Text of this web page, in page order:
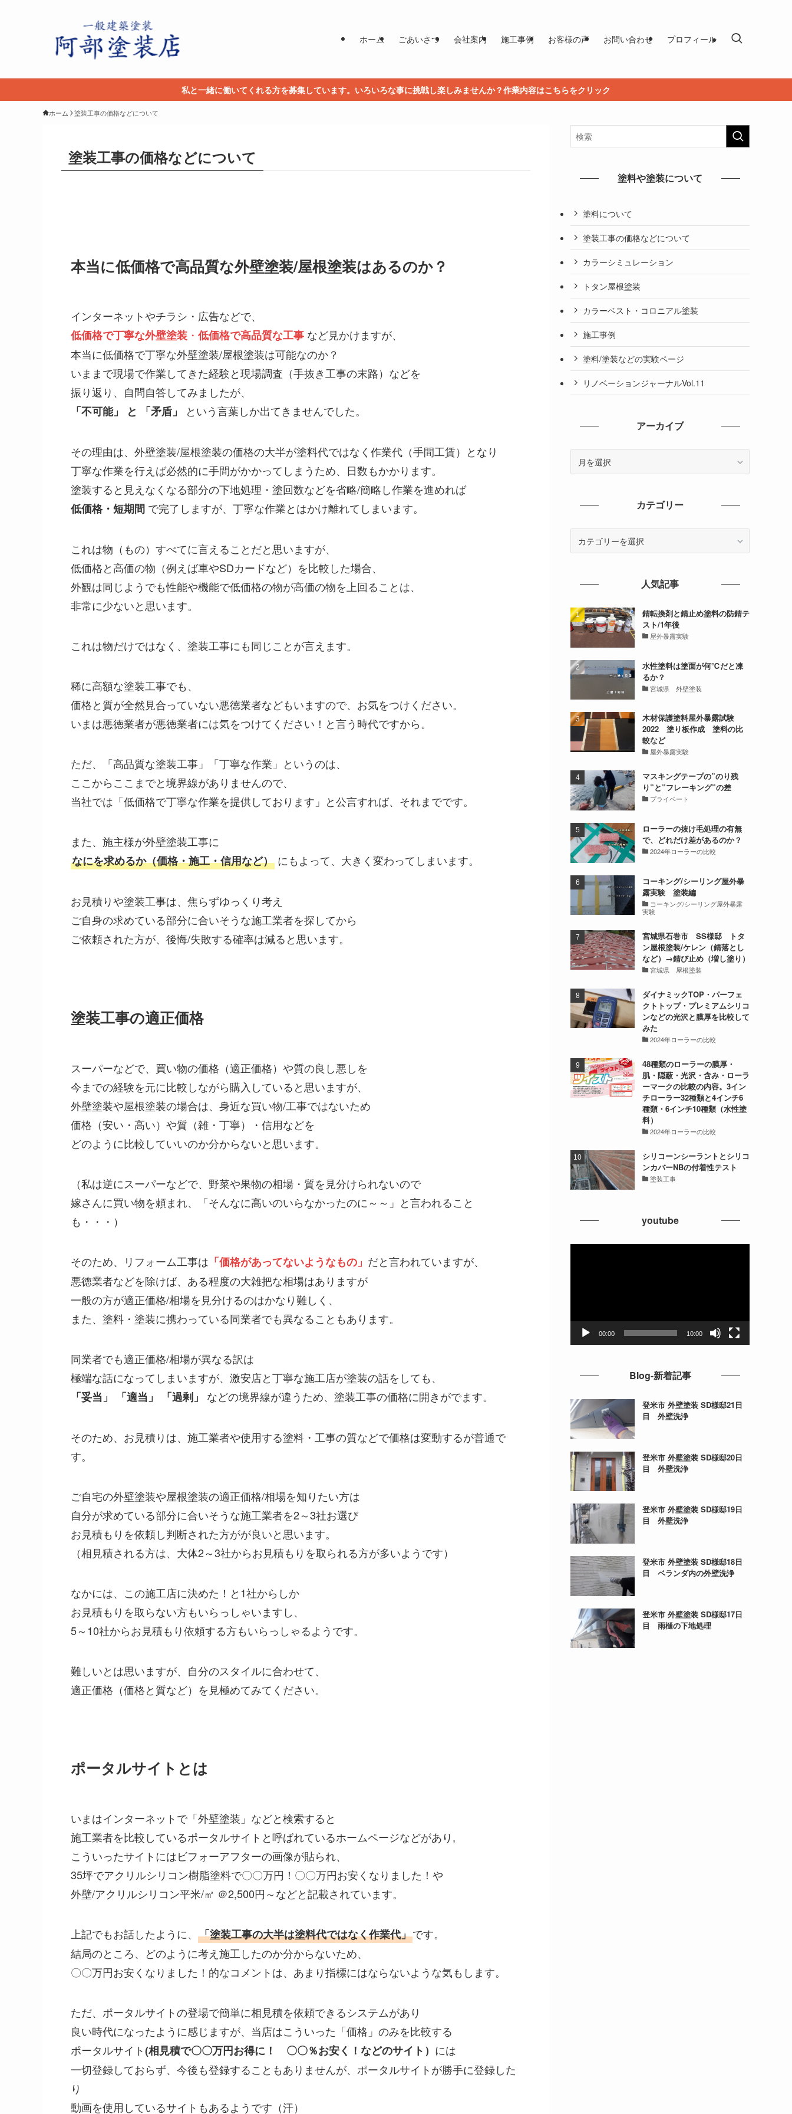
ホーム ごあいさつ 会社案内 施工事例 お客様の声 お問い合わせ プロフィール
私と一緒に働いてくれる方を募集しています。いろいろな事に挑戦し楽しみませんか？作業内容はこちらをクリック
ホーム 塗装工事の価格などについて
塗装工事の価格などについて
本当に低価格で高品質な外壁塗装/屋根塗装はあるのか？
インターネットやチラシ・広告などで、
低価格で丁寧な外壁塗装 ・ 低価格で高品質な工事 など見かけますが、
本当に低価格で丁寧な外壁塗装/屋根塗装は可能なのか？
いままで現場で作業してきた経験と現場調査（手抜き工事の末路）などを
振り返り、自問自答してみましたが、
「不可能」 と 「矛盾」
という言葉しか出てきませんでした。
その理由は、外壁塗装/屋根塗装の価格の大半が塗料代ではなく作業代（手間工賃）となり
丁寧な作業を行えば必然的に手間がかかってしまうため、日数もかかります。
塗装すると見えなくなる部分の下地処理・塗回数などを省略/簡略し作業を進めれば
低価格・短期間 で完了しますが、丁寧な作業とはかけ離れてしまいます。
これは物（もの）すべてに言えることだと思いますが、
低価格と高価の物（例えば車やSDカードなど）を比較した場合、
外観は同じようでも性能や機能で低価格の物が高価の物を上回ることは、
非常に少ないと思います。
これは物だけではなく、塗装工事にも同じことが言えます。
稀に高額な塗装工事でも、
価格と質が全然見合っていない悪徳業者などもいますので、お気をつけください。
いまは悪徳業者が悪徳業者には気をつけてください！と言う時代ですから。
ただ、「高品質な塗装工事」「丁寧な作業」というのは、
ここからここまでと境界線がありませんので、
当社では「低価格で丁寧な作業を提供しております」と公言すれば、それまでです。
また、施主様が外壁塗装工事に
なにを求めるか（価格・施工・信用など） にもよって、大きく変わってしまいます。
お見積りや塗装工事は、焦らずゆっくり考え
ご自身の求めている部分に合いそうな施工業者を探してから
ご依頼された方が、後悔/失敗する確率は減ると思います。
塗装工事の適正価格
スーパーなどで、買い物の価格（適正価格）や質の良し悪しを
今までの経験を元に比較しながら購入していると思いますが、
外壁塗装や屋根塗装の場合は、身近な買い物/工事ではないため
価格（安い・高い）や質（雑・丁寧）・信用などを
どのように比較していいのか分からないと思います。
（私は逆にスーパーなどで、野菜や果物の相場・質を見分けられないので
嫁さんに買い物を頼まれ、「そんなに高いのいらなかったのに～～」と言われること
も・・・）
そのため、リフォーム工事は 「価格があってないようなもの」 だと言われていますが、
悪徳業者などを除けば、ある程度の大雑把な相場はありますが
一般の方が適正価格/相場を見分けるのはかなり難しく、
また、塗料・塗装に携わっている同業者でも異なることもあります。
同業者でも適正価格/相場が異なる訳は
極端な話になってしまいますが、激安店と丁寧な施工店が塗装の話をしても、
「妥当」 「適当」 「過剰」 などの境界線が違うため、塗装工事の価格に開きがでます。
そのため、お見積りは、施工業者や使用する塗料・工事の質などで価格は変動するが普通で
す。
ご自宅の外壁塗装や屋根塗装の適正価格/相場を知りたい方は
自分が求めている部分に合いそうな施工業者を2～3社お選び
お見積もりを依頼し判断された方がが良いと思います。
（相見積される方は、大体2～3社からお見積もりを取られる方が多いようです）
なかには、この施工店に決めた！と1社からしか
お見積もりを取らない方もいらっしゃいますし、
5～10社からお見積もり依頼する方もいらっしゃるようです。
難しいとは思いますが、自分のスタイルに合わせて、
適正価格（価格と質など）を見極めてみてください。
ポータルサイトとは
いまはインターネットで「外壁塗装」などと検索すると
施工業者を比較しているポータルサイトと呼ばれているホームページなどがあり,
こういったサイトにはビフォーアフターの画像が貼られ、
35坪でアクリルシリコン樹脂塗料で〇〇万円！〇〇万円お安くなりました！や
外壁/アクリルシリコン平米/㎡ ＠2,500円～などと記載されています。
上記でもお話したように、 「塗装工事の大半は塗料代ではなく作業代」です。
結局のところ、どのように考え施工したのか分からないため、
〇〇万円お安くなりました！的なコメントは、あまり指標にはならないような気もします。
ただ、ポータルサイトの登場で簡単に相見積を依頼できるシステムがあり
良い時代になったように感じますが、当店はこういった「価格」のみを比較する
ポータルサイト(相見積で〇〇万円お得に！ 〇〇％お安く！などのサイト） には
一切登録しておらず、今後も登録することもありませんが、ポータルサイトが勝手に登録した
り
動画を使用しているサイトもあるようです（汗）
塗料や塗装について
塗料について
塗装工事の価格などについて
カラーシミュレーション
トタン屋根塗装
カラーベスト・コロニアル塗装
施工事例
塗料/塗装などの実験ページ
リノベーションジャーナルVol.11
アーカイブ
カテゴリー
人気記事
錆転換剤と錆止め塗料の防錆テ
スト/1年後
屋外暴露実験
水性塗料は塗面が何℃だと凍
るか？
宮城県 外壁塗装
木材保護塗料屋外暴露試験
2022 塗り板作成 塗料の比
較など
屋外暴露実験
マスキングテープの”のり残
り”と”フレーキング”の差
プライベート
ローラーの抜け毛処理の有無
で、どれだけ差があるのか？
2024年ローラーの比較
コーキング/シーリング屋外暴
露実験 塗装編
コーキング/シーリング屋外暴露
実験
宮城県石巻市 SS様邸 トタ
ン屋根塗装/ケレン（錆落とし
など）→錆び止め（増し塗り）
宮城県 屋根塗装
ダイナミックTOP・パーフェ
クトトップ・プレミアムシリコ
ンなどの光沢と膜厚を比較して
みた
2024年ローラーの比較
48種類のローラーの膜厚・
肌・隠蔽・光沢・含み・ローラ
ーマークの比較の内容。3イン
チローラー32種類と4インチ6
種類・6インチ10種類（水性塗
料）
2024年ローラーの比較
シリコーンシーラントとシリコ
ンカバーNBの付着性テスト
塗装工事
youtube
00:00 10:00
Blog-新着記事
登米市 外壁塗装 SD様邸21日
目 外壁洗浄
登米市 外壁塗装 SD様邸20日
目 外壁洗浄
登米市 外壁塗装 SD様邸19日
目 外壁洗浄
登米市 外壁塗装 SD様邸18日
目 ベランダ内の外壁洗浄
登米市 外壁塗装 SD様邸17日
目 雨樋の下地処理